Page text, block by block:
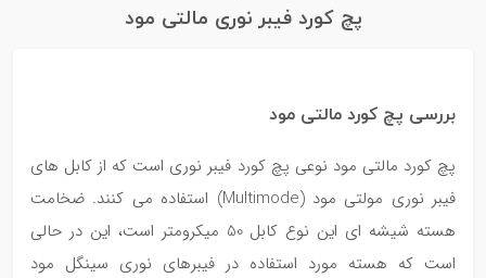
اخیر
#کابل شبکه
#کابل شبکه لگراند #کابل شبکه نگزنس
پچ کورد فیبر نوری مالتی مود
بررسی پچ کورد مالتی مود
پچ کورد مالتی مود نوعی پچ کورد فیبر نوری است که از کابل های
فیبر نوری مولتی مود (Multimode) استفاده می کنند. ضخامت
هسته شیشه ای این نوع کابل 50 میکرومتر است، این در حالی
است که هسته مورد استفاده در فیبرهای نوری سینگل مود